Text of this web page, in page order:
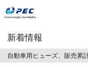
新着情報
自動車用ヒューズ、販売累